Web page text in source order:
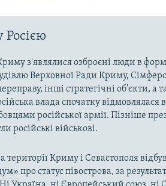
Росією
з'являлися озброєні люди в
Верховної Ради Криму,
інші стратегічні об'єкти, а
влада спочатку відмовлялася
російської армії. Пізніше
російські військові.
території Криму і Севастополя
про статус півострова, за